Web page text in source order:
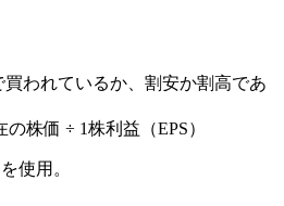
われているか、割安か割高であ
株価 ÷ 1株利益（EPS）
使用。